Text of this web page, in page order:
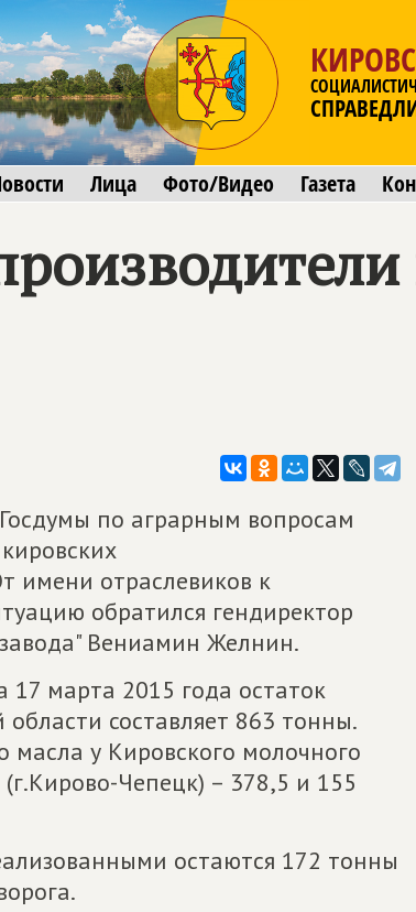
Лица Фото/Видео Газета
по аграрным вопросам
имени отраслевиков к
обратился гендиректор
Вениамин Желнин.
17 марта 2015 года остаток
составляет 863 тонны.
масла у Кировского молочного
Чепецк) – 378,5 и 155
остаются 172 тонны